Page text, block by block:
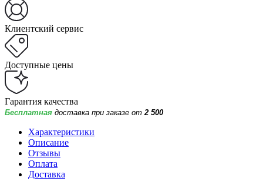
Клиентский сервис
Доступные цены
Гарантия качества
Бесплатная доставка при заказе от 2 500
Характеристики
Описание
Отзывы
Оплата
Доставка